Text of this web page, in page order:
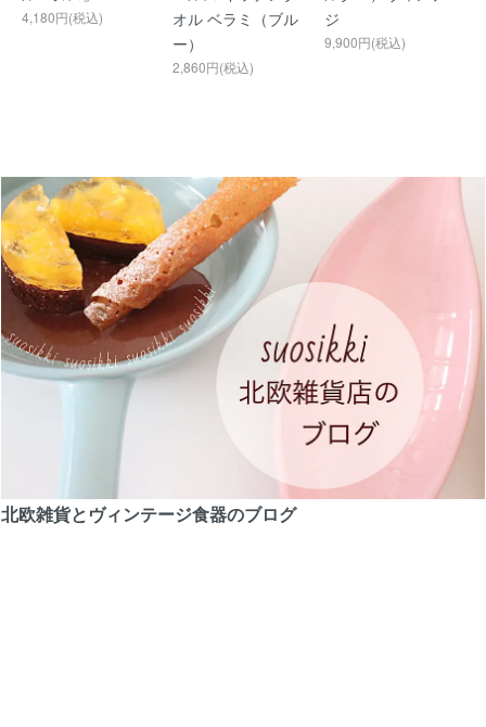
4,180円(税込)
オル ベラミ（ブル
ー）
2,860円(税込)
ジ
9,900円(税込)
北欧雑貨とヴィンテージ食器のブログ